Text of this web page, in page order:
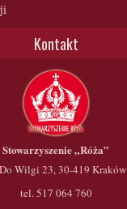
Kontakt
Stowarzyszenie„Róża”
Wilgi 23, 30-419 Kraków
tel. 517 064 760